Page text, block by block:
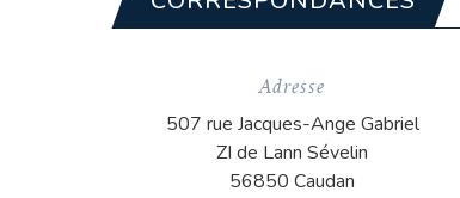
Adresse
507 rue Jacques-Ange Gabriel
ZI de Lann Sévelin
56850 Caudan